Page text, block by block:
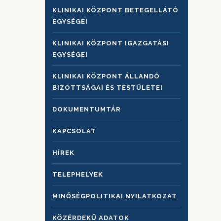
KLINIKAI KÖZPONT BETEGELLÁTÓ
EGYSÉGEI
KLINIKAI KÖZPONT IGAZGATÁSI
EGYSÉGEI
KLINIKAI KÖZPONT ÁLLANDÓ
BIZOTTSÁGAI ÉS TESTÜLETEI
DOKUMENTUMTÁR
KAPCSOLAT
HÍREK
TELEPHELYEK
MINŐSÉGPOLITIKAI NYILATKOZAT
KÖZÉRDEKŰ ADATOK